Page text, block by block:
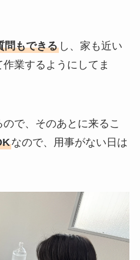
問もできるし、家も近い
業するようにしてま
で、そのあとに来るこ
なので、用事がない日は